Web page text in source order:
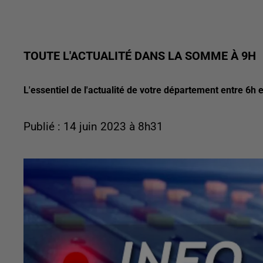
TOUTE L'ACTUALITÉ DANS LA SOMME À 9H
L'essentiel de l'actualité de votre département entre 6h
Publié : 14 juin 2023 à 8h31